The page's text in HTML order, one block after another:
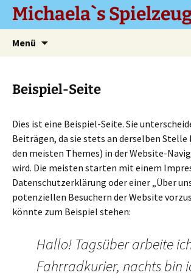
Zum
InhaltMichaela`s
Menü
Beispiel-Seite
Dies ist eine Beispiel-Seite. Sie
Beiträgen, da sie stets an derselben
den meisten Themes) in der Website-
wird. Die meisten starten mit einem
Datenschutzerklärung oder einer „Über
potenziellen Besuchern der Website
könnte zum Beispiel stehen:
Hallo! Tagsüber arbeite
Fahrradkurier, nachts bin